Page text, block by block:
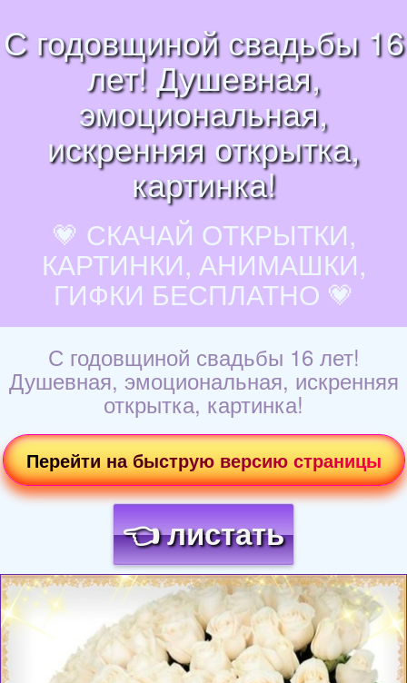
С годовщиной свадьбы 16
лет! Душевная,
эмоциональная,
искренняя открытка,
картинка!
💗 СКАЧАЙ ОТКРЫТКИ,
КАРТИНКИ, АНИМАШКИ,
ГИФКИ БЕСПЛАТНО 💗
С годовщиной свадьбы 16 лет!
Душевная, эмоциональная, искренняя
открытка, картинка!
Перейти на быструю версию страницы
👈 листать
Загрузка картинки...